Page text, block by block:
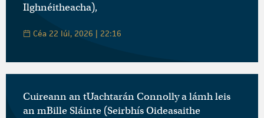
Ilghnéitheacha),
Céa 22 Iúi, 2026 | 22:16
Cuireann an tUachtarán Connolly a lámh leis
an mBille Sláinte (Seirbhís Oideasaithe